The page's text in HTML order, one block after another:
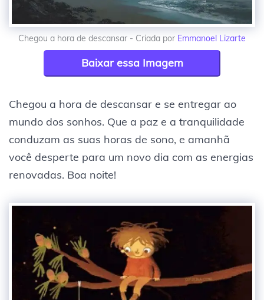
Chegou a hora de descansar - Criada por Emmanoel Lizarte
Baixar essa Imagem
Chegou a hora de descansar e se entregar ao
mundo dos sonhos. Que a paz e a tranquilidade
conduzam as suas horas de sono, e amanhã
você desperte para um novo dia com as energias
renovadas. Boa noite!